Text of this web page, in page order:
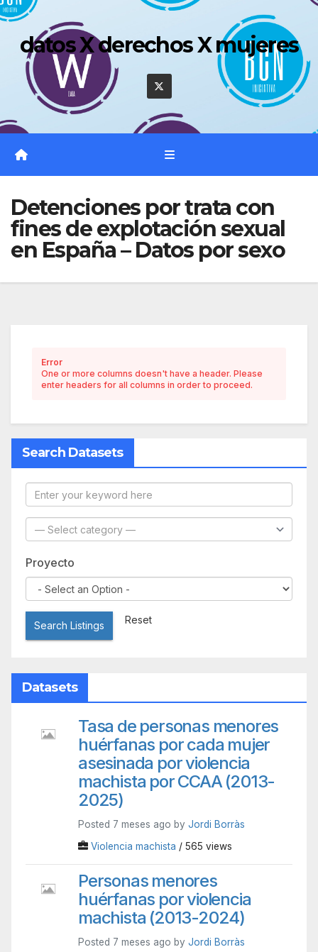
Saltar
contenido
datos X derechos X mujeres
Detenciones por trata con
fines de explotación sexual
en España – Datos por sexo
Error
One or more columns doesn't have a header. Please
enter headers for all columns in order to proceed.
Search Datasets
Proyecto
Search Listings Reset
Datasets
Tasa de personas menores
huérfanas por cada mujer
asesinada por violencia
machista por CCAA (2013-
2025)
Posted 7 meses ago by Jordi Borràs
Violencia machista / 565 views
Personas menores
huérfanas por violencia
machista (2013-2024)
Posted 7 meses ago by Jordi Borràs